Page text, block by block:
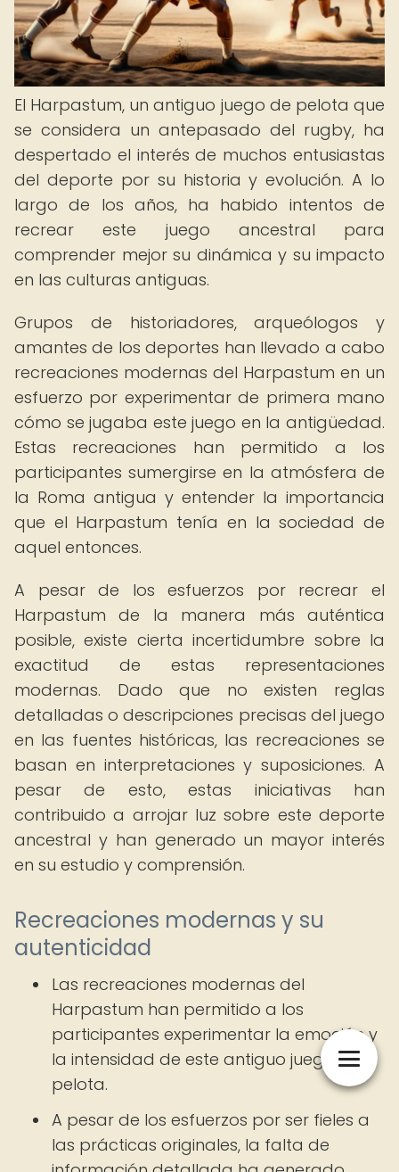
El Harpastum, un antiguo juego de pelota que
se considera un antepasado del rugby, ha
despertado el interés de muchos entusiastas
del deporte por su historia y evolución. A lo
largo de los años, ha habido intentos de
recrear este juego ancestral para
comprender mejor su dinámica y su impacto
en las culturas antiguas.
Grupos de historiadores, arqueólogos y
amantes de los deportes han llevado a cabo
recreaciones modernas del Harpastum en un
esfuerzo por experimentar de primera mano
cómo se jugaba este juego en la antigüedad.
Estas recreaciones han permitido a los
participantes sumergirse en la atmósfera de
la Roma antigua y entender la importancia
que el Harpastum tenía en la sociedad de
aquel entonces.
A pesar de los esfuerzos por recrear el
Harpastum de la manera más auténtica
posible, existe cierta incertidumbre sobre la
exactitud de estas representaciones
modernas. Dado que no existen reglas
detalladas o descripciones precisas del juego
en las fuentes históricas, las recreaciones se
basan en interpretaciones y suposiciones. A
pesar de esto, estas iniciativas han
contribuido a arrojar luz sobre este deporte
ancestral y han generado un mayor interés
en su estudio y comprensión.
Recreaciones modernas y su
autenticidad
Las recreaciones modernas del
Harpastum han permitido a los
participantes experimentar la emoción y
la intensidad de este antiguo juego de
pelota.
A pesar de los esfuerzos por ser fieles a
las prácticas originales, la falta de